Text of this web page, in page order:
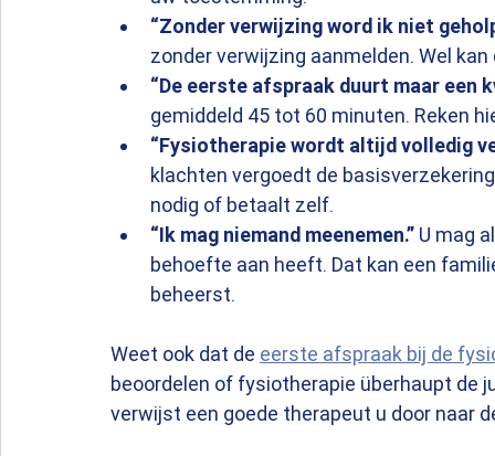
“Zonder verwijzing word ik niet
zonder verwijzing aanmelden. Wel
“De eerste afspraak duurt maar een
gemiddeld 45 tot 60 minuten. Reken
“Fysiotherapie wordt altijd volledig
klachten vergoedt de
nodig of betaalt zelf.
“Ik mag niemand meenemen.” U mag
behoefte aan heeft. Dat kan een
beheerst.
Weet ook dat de eerste afspraak bij de
beoordelen of fysiotherapie überhaupt de
verwijst een goede therapeut u door naar